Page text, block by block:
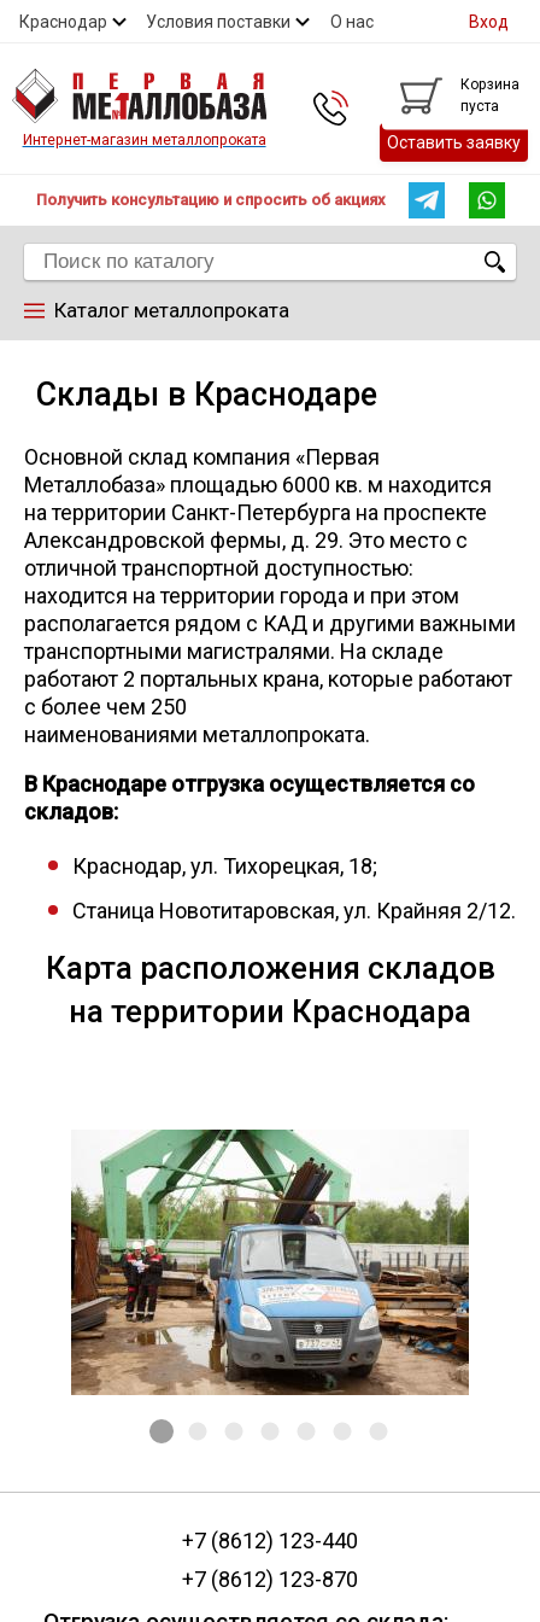
Краснодар Условия поставки О нас
Контакты
Контакты
Вход
Интернет-магазин металлопроката
Корзина
пуста
Оставить заявку
Получить консультацию и спросить об акциях
Каталог металлопроката
Арматура
Труба
Лист
Уголок
Балка
Швеллер
Труба профильная
Полоса
Склады в Краснодаре
Основной склад компания «Первая
Металлобаза» площадью 6000 кв. м находится
на территории Санкт-Петербурга на проспекте
Александровской фермы, д. 29. Это место с
отличной транспортной доступностью:
находится на территории города и при этом
располагается рядом с КАД и другими важными
транспортными магистралями. На складе
работают 2 портальных крана, которые работают
с более чем 250
наименованиями металлопроката.
В Краснодаре отгрузка осуществляется со
складов:
Краснодар, ул. Тихорецкая, 18;
Станица Новотитаровская, ул. Крайняя 2/12.
Карта расположения складов
на территории Краснодара
+7 (8612) 123-440
+7 (8612) 123-870